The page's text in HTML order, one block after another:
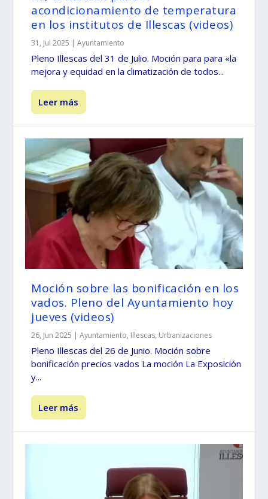
acondicionamiento de temperatura
en los institutos de Illescas (videos)
31, Jul 2025 |Ayuntamiento
Pleno Illescas del 31 de Julio. Moción para para «la
mejora y equidad en la climatización de todos...
Leer más
Moción sobre las bonificación en los
vados. Pleno del Ayuntamiento hoy
jueves (videos)
26, Jun 2025 |Ayuntamiento, Illescas, Urbanizaciones
Pleno Illescas del 26 de Junio. Moción sobre
bonificación precios vados La moción La Exposición
y...
Leer más